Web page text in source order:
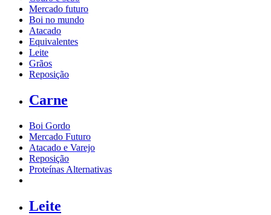
Mercado futuro
Boi no mundo
Atacado
Equivalentes
Leite
Grãos
Reposição
Carne
Boi Gordo
Mercado Futuro
Atacado e Varejo
Reposição
Proteínas Alternativas
Leite